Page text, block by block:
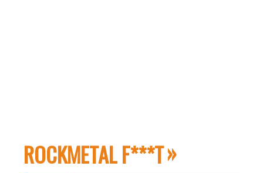
ROCKMETAL F***T